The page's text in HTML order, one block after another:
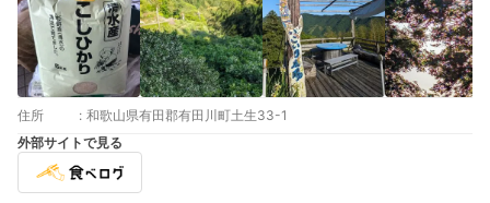
住所 : 和歌山県有田郡有田川町土生33-1
外部サイトで見る